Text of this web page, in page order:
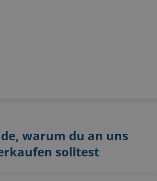
warum du an uns
solltest